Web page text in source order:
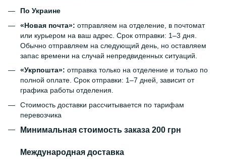
По Украине
«Новая почта»: отправляем на отделение, в почтомат
или курьером на ваш адрес. Срок отправки: 1–3 дня.
Обычно отправляем на следующий день, но оставляем
запас времени на случай непредвиденных ситуаций.
«Укрпошта»: отправка только на отделение и только по
полной оплате. Срок отправки: 1–7 дней, зависит от
графика работы отделения.
Стоимость доставки рассчитывается по тарифам
перевозчика
Минимальная стоимость заказа 200 грн
Международная доставка